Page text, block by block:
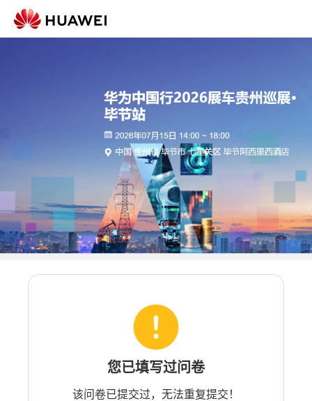
您已填写过问卷
该问卷已提交过，无法重复提交！